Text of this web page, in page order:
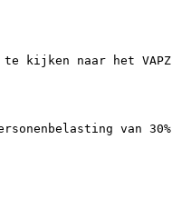
kijken naar het
van